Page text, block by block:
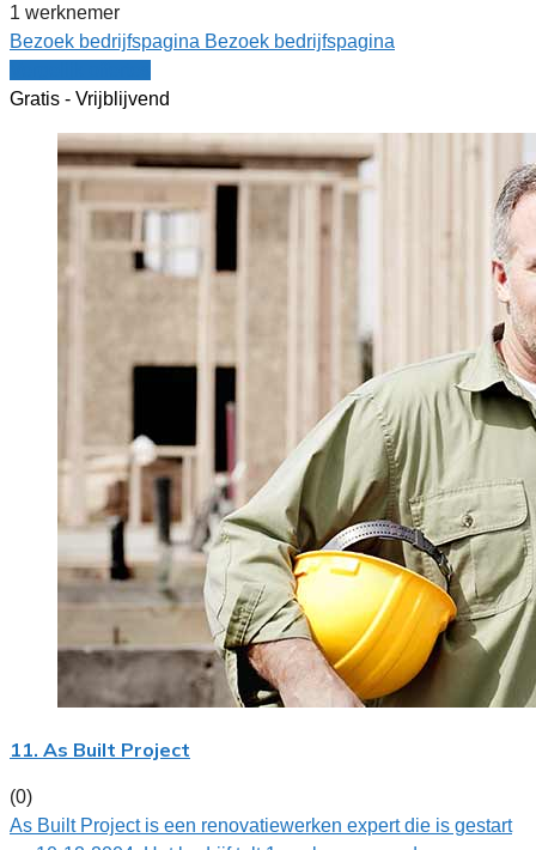
1 werknemer
Bezoek bedrijfspagina Bezoek bedrijfspagina
Gratis - Vrijblijvend
11. As Built Project
(0)
As Built Project is een renovatiewerken expert die is gestart